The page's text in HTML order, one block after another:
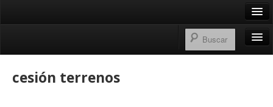
Facebook
Instagram
cesión terrenos